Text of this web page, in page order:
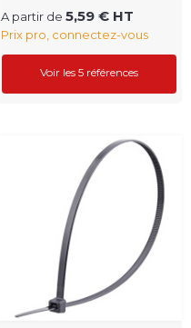
A partir de 5,59 € HT
Prix pro, connectez-vous
Voir les 5 références